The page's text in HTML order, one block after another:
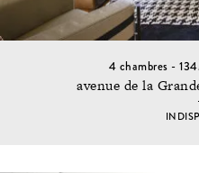
4 chambres -
avenue de la